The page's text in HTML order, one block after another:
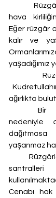
	Rüzgâr şehirlerimizde oluşan
hava
Eğer rüzgâr
kalır ve
yaşadığımız
	Rüzgâr bulutları taşır.
ağırlıkta
nedeniyle
yaşanmaz
Cenabı